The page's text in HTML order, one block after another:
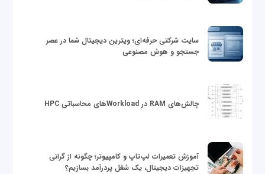
سایت شرکتی حرفه‌ای؛ ویترین دیجیتال شما در عصر
جستجو و هوش مصنوعی
چالش‌های RAM در Workloadهای محاسباتی HPC
آموزش تعمیرات لپ‌تاپ و کامپیوتر؛ چگونه از گرانی
تجهیزات دیجیتال، یک شغل پردرآمد بسازیم؟